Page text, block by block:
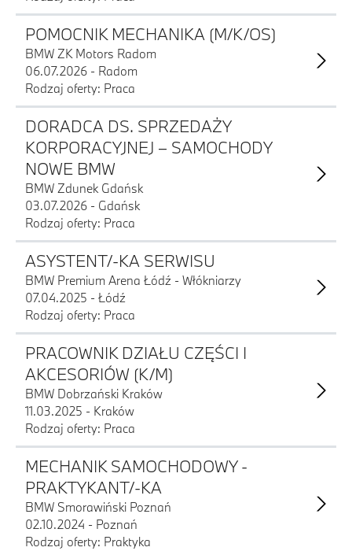
POMOCNIK MECHANIKA (M/K/OS)
BMW ZK Motors Radom
06.07.2026 - Radom
Rodzaj oferty: Praca
DORADCA DS. SPRZEDAŻY
KORPORACYJNEJ – SAMOCHODY
NOWE BMW
BMW Zdunek Gdańsk
03.07.2026 - Gdańsk
Rodzaj oferty: Praca
ASYSTENT/-KA SERWISU
BMW Premium Arena Łódź - Włókniarzy
07.04.2025 - Łódź
Rodzaj oferty: Praca
PRACOWNIK DZIAŁU CZĘŚCI I
AKCESORIÓW (K/M)
BMW Dobrzański Kraków
11.03.2025 - Kraków
Rodzaj oferty: Praca
MECHANIK SAMOCHODOWY -
PRAKTYKANT/-KA
BMW Smorawiński Poznań
02.10.2024 - Poznań
Rodzaj oferty: Praktyka